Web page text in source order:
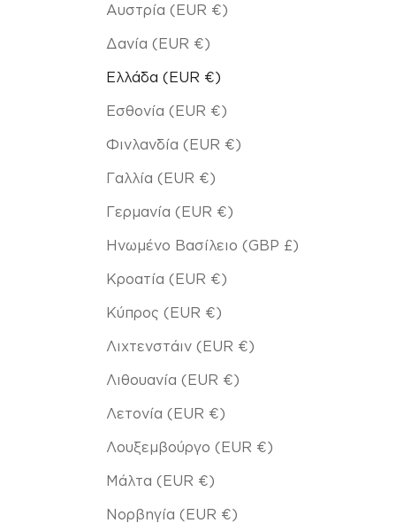
Αυστρία (EUR €)
Δανία (EUR €)
Ελλάδα (EUR €)
Εσθονία (EUR €)
Φινλανδία (EUR €)
Γαλλία (EUR €)
Γερμανία (EUR €)
Ηνωμένο Βασίλειο (GBP £)
Κροατία (EUR €)
Κύπρος (EUR €)
Λιχτενστάιν (EUR €)
Λιθουανία (EUR €)
Λετονία (EUR €)
Λουξεμβούργο (EUR €)
Μάλτα (EUR €)
Νορβηγία (EUR €)